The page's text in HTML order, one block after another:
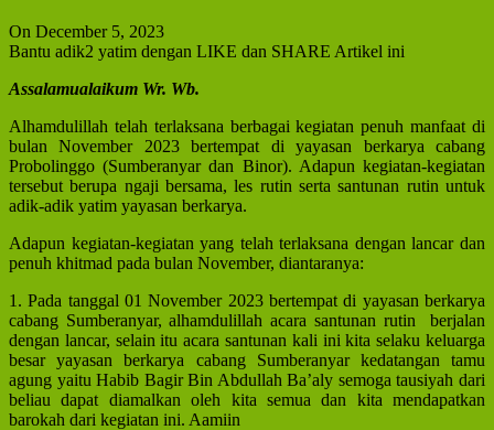
On December 5, 2023
Bantu adik2 yatim dengan LIKE dan SHARE Artikel ini
Assalamualaikum Wr. Wb.
Alhamdulillah telah terlaksana berbagai kegiatan penuh manfaat di
bulan November 2023 bertempat di yayasan berkarya cabang
Probolinggo (Sumberanyar dan Binor). Adapun kegiatan-kegiatan
tersebut berupa ngaji bersama, les rutin serta santunan rutin untuk
adik-adik yatim yayasan berkarya.
Adapun kegiatan-kegiatan yang telah terlaksana dengan lancar dan
penuh khitmad pada bulan November, diantaranya:
1. Pada tanggal 01 November 2023 bertempat di yayasan berkarya
cabang Sumberanyar, alhamdulillah acara santunan rutin berjalan
dengan lancar, selain itu acara santunan kali ini kita selaku keluarga
besar yayasan berkarya cabang Sumberanyar kedatangan tamu
agung yaitu Habib Bagir Bin Abdullah Ba’aly semoga tausiyah dari
beliau dapat diamalkan oleh kita semua dan kita mendapatkan
barokah dari kegiatan ini. Aamiin